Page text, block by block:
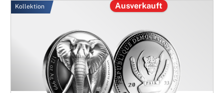
Kollektion Ausverkauft